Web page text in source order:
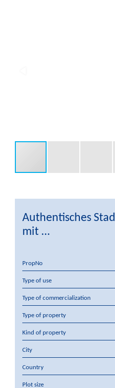
Authentisches
mit ...
PropNo
Type of use
Type of commercialization
Type of property
Kind of property
City
Country
Plot size